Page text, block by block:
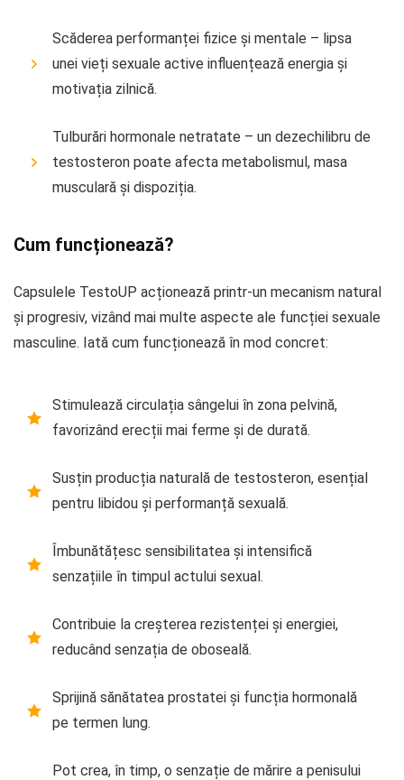
Scăderea performanței fizice și mentale – lipsa
unei vieți sexuale active influențează energia și
motivația zilnică.
Tulburări hormonale netratate – un dezechilibru de
testosteron poate afecta metabolismul, masa
musculară și dispoziția.
Cum funcționează?
Capsulele TestoUP acționează printr-un mecanism natural
și progresiv, vizând mai multe aspecte ale funcției sexuale
masculine. Iată cum funcționează în mod concret:
Stimulează circulația sângelui în zona pelvină,
favorizând erecții mai ferme și de durată.
Susțin producția naturală de testosteron, esențial
pentru libidou și performanță sexuală.
Îmbunătățesc sensibilitatea și intensifică
senzațiile în timpul actului sexual.
Contribuie la creșterea rezistenței și energiei,
reducând senzația de oboseală.
Sprijină sănătatea prostatei și funcția hormonală
pe termen lung.
Pot crea, în timp, o senzație de mărire a penisului